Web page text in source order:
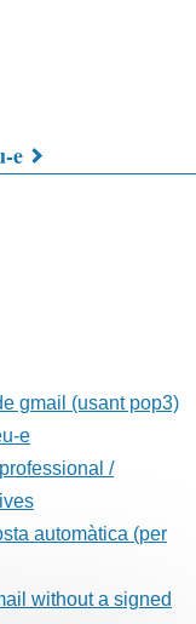
e
gmail (usant pop3)
e
/
automàtica (per
without a signed